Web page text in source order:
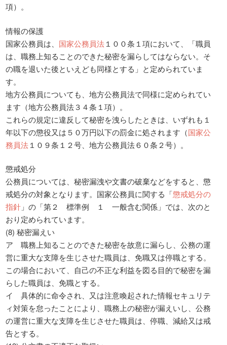
項）。
情報の保護
国家公務員は、 国家公務員法１００条１項において、「職員
は、職務上知ることのできた秘密を漏らしてはならない。そ
の職を退いた後といえども同様とする」と定められていま
す。
地方公務員についても、地方公務員法で同様に定められてい
ます（地方公務員法３４条１項）。
これらの規定に違反して秘密を洩らしたときは、いずれも１
年以下の懲役又は５０万円以下の罰金に処されます（国家公
務員法１０９条１２号、地方公務員法６０条２号）。
懲戒処分
公務員については、秘密漏洩や文書の破棄などをすると、懲
戒処分の対象となります。国家公務員に関する「懲戒処分の
指針 」の「第２ 標準例 １ 一般含む関係」では、次のと
おり定められています。
(8) 秘密漏えい
ア 職務上知ることのできた秘密を故意に漏らし、公務の運
営に重大な支障を生じさせた職員は、免職又は停職とする。
この場合において、自己の不正な利益を図る目的で秘密を漏
らした職員は、免職とする。
イ 具体的に命令され、又は注意喚起された情報セキュリテ
ィ対策を怠ったことにより、職務上の秘密が漏えいし、公務
の運営に重大な支障を生じさせた職員は、停職、減給又は戒
告とする。